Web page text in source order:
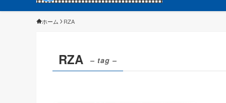
ホーム RZA
RZA – tag –